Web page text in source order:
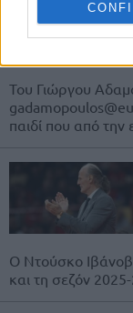
Του Γιώργου
παιδί που από την
Ο Ντούσκο
και τη σεζόν